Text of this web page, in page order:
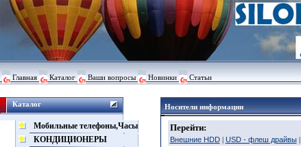
Главная Каталог Ваши вопросы Новинки Статьи
Каталог
Мобильные телефоны,Часы
КОНДИЦИОНЕРЫ
Носители информации
Перейти:
Внешние HDD| USD - флеш драйвы|